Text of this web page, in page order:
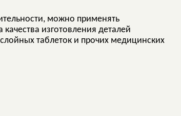
можно применять
изготовления деталей
таблеток и прочих медицинских